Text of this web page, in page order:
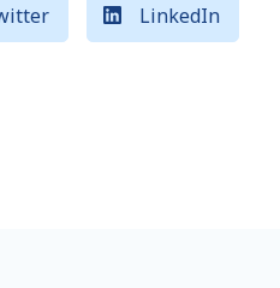
LinkedIn